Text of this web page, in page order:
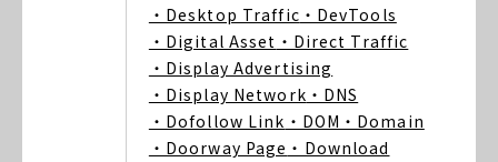
・Desktop Traffic ・DevTools
・Digital Asset ・Direct Traffic
・Display Advertising
・Display Network ・DNS
・Dofollow Link ・DOM ・Domain
・Doorway Page ・Download